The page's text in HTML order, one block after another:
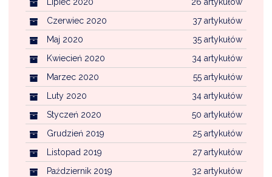
37 artykułów
Czerwiec 2020
35 artykułów
Maj 2020
34 artykułów
Kwiecień 2020
55 artykułów
Marzec 2020
34 artykułów
Luty 2020
50 artykułów
Styczeń 2020
25 artykułów
Grudzień 2019
27 artykułów
Listopad 2019
32 artykułów
Październik 2019